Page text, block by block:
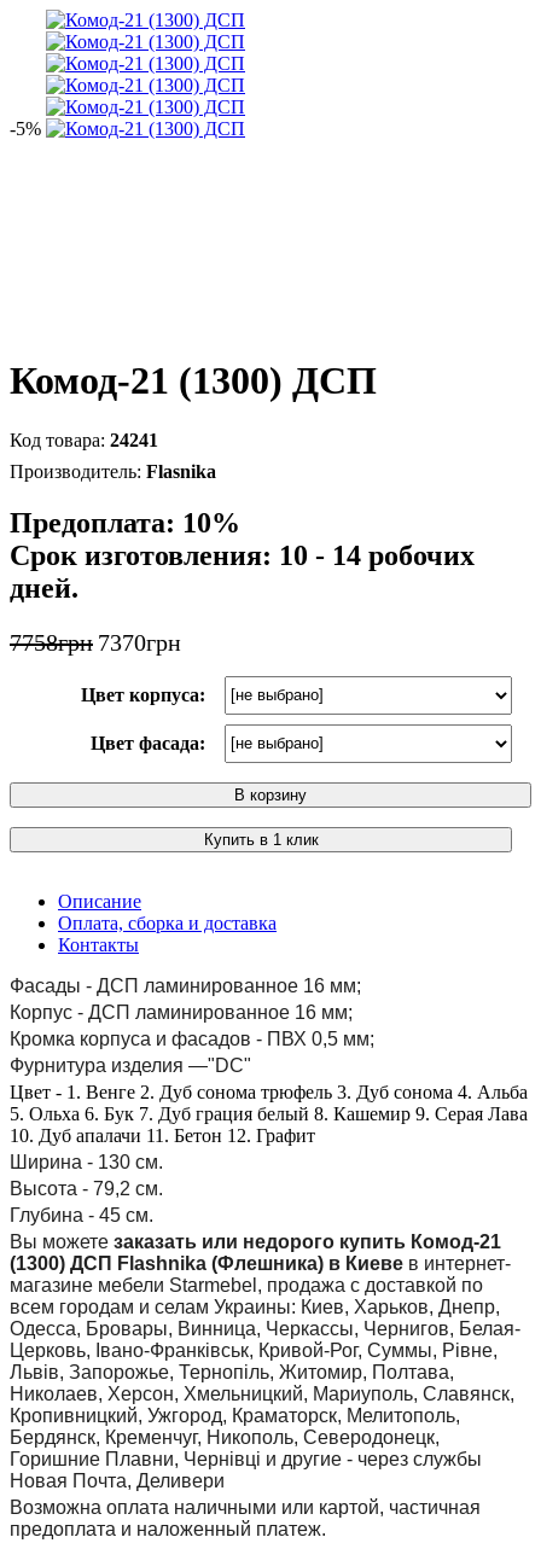
-5%
Комод-21 (1300) ДСП
24241
Flasnika
Предоплата: 10%
Срок изготовления: 10 - 14 робочих
дней.
7758грн 7370грн
Цвет корпуса:
Цвет фасада:
В корзину
Купить в 1 клик
Описание
Оплата, сборка и доставка
Контакты
Фасады - ДСП ламинированное 16 мм;
Корпус - ДСП ламинированное 16 мм;
Кромка корпуса и фасадов - ПВХ 0,5 мм;
Фурнитура изделия —"DC"
Цвет - 1. Венге 2. Дуб сонома трюфель 3. Дуб сонома 4. Альба
5. Ольха 6. Бук 7. Дуб грация белый 8. Кашемир 9. Серая Лава
10. Дуб апалачи 11. Бетон 12. Графит
Ширина - 130 см.
Высота - 79,2 см.
Глубина - 45 см.
Вы можете заказать или недорого купить Комод-21
(1300) ДСП Flashnika (Флешника) в Киеве в интернет-
магазине мебели Starmebel, продажа с доставкой по
всем городам и селам Украины: Киев, Харьков, Днепр,
Одесса, Бровары, Винница, Черкассы, Чернигов, Белая-
Церковь, Івано-Франківськ, Кривой-Рог, Суммы, Рівне,
Львів, Запорожье, Тернопіль, Житомир, Полтава,
Николаев, Херсон, Хмельницкий, Мариуполь, Славянск,
Кропивницкий, Ужгород, Краматорск, Мелитополь,
Бердянск, Кременчуг, Никополь, Северодонецк,
Горишние Плавни, Чернівці и другие - через службы
Новая Почта, Деливери
Возможна оплата наличными или картой, частичная
предоплата и наложенный платеж.